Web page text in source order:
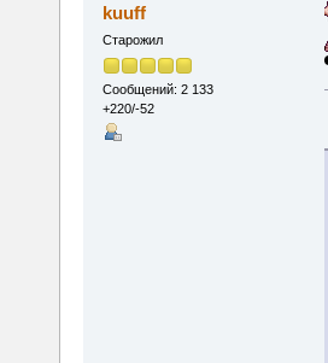
kuuff
Старожил
Сообщений: 2 133
+220/-52